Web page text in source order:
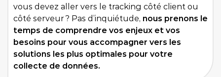
vous devez aller vers le tracking côté client ou
côté serveur ? Pas d’inquiétude, nous prenons le
temps de comprendre vos enjeux et vos
besoins pour vous accompagner vers les
solutions les plus optimales pour votre
collecte de données.